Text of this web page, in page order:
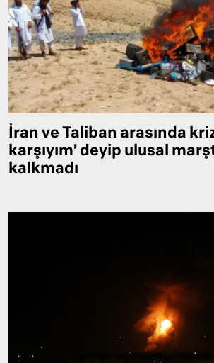
İran ve Taliban arasında
karşıyım’ deyip ulusal
kalkmadı